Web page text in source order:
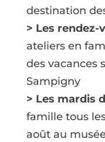
destination
> Les rendez-
ateliers en
des vacances
Sampigny
> Les mardis
famille tous
août au